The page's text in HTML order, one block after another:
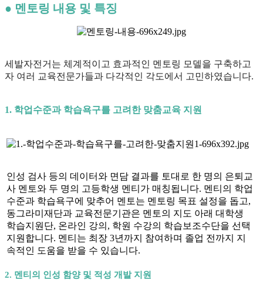
● 멘토링 내용 및 특징
세발자전거는 체계적이고 효과적인 멘토링 모델을 구축하고
자 여러 교육전문가들과 다각적인 각도에서 고민하였습니다.
1. 학업수준과 학습욕구를 고려한 맞춤교육 지원
인성 검사 등의 데이터와 면담 결과를 토대로 한 명의 은퇴교
사 멘토와 두 명의 고등학생 멘티가 매칭됩니다. 멘티의 학업
수준과 학습욕구에 맞추어 멘토는 멘토링 목표 설정을 돕고,
동그라미재단과 교육전문기관은 멘토의 지도 아래 대학생
학습지원단, 온라인 강의, 학원 수강의 학습보조수단을 선택
지원합니다. 멘티는 최장 3년까지 참여하며 졸업 전까지 지
속적인 도움을 받을 수 있습니다.
2. 멘티의 인성 함양 및 적성 개발 지원